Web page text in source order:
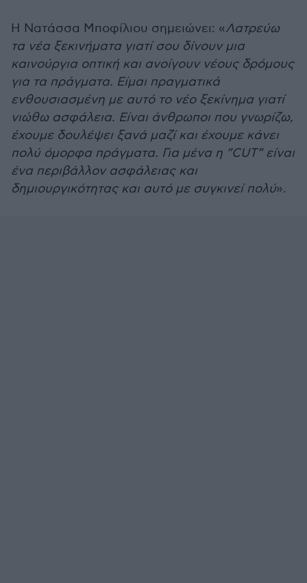
Η Νατάσσα Μποφίλιου σημειώνει: «Λατρεύω
τα νέα ξεκινήματα γιατί σου δίνουν μια
καινούργια οπτική και ανοίγουν νέους δρόμους
για τα πράγματα. Είμαι πραγματικά
ενθουσιασμένη με αυτό το νέο ξεκίνημα γιατί
νιώθω ασφάλεια. Είναι άνθρωποι που γνωρίζω,
έχουμε δουλέψει ξανά μαζί και έχουμε κάνει
πολύ όμορφα πράγματα. Για μένα η ”CUT” είναι
ένα περιβάλλον ασφάλειας και
δημιουργικότητας και αυτό με συγκινεί πολύ».